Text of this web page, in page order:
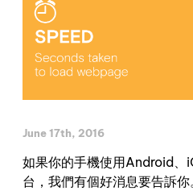
June 17th, 2016
如果你的手機使用Android
台，我們有個好消息要告訴